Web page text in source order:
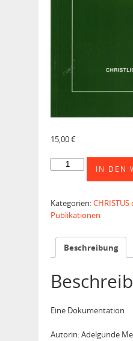
15,00€
Muslime
Menge
IN DEN
Kategorien:
Publikationen
Beschreibung
Eine Dokumentation
Autorin: Adelgunde